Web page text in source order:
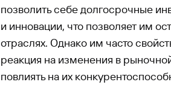
позволить себе долгосрочные
и инновации, что позволяет им
отраслях. Однако им часто
реакция на изменения в
повлиять на их